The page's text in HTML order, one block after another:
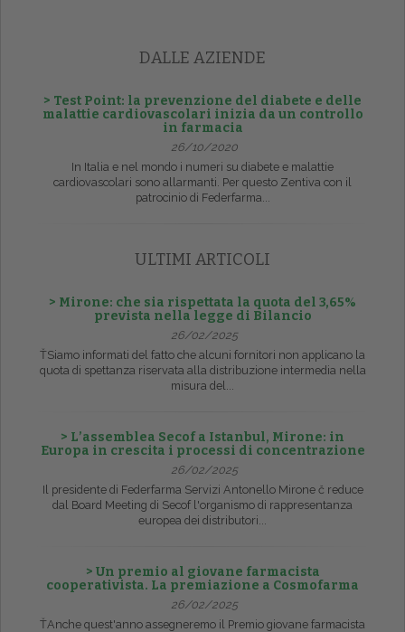
DALLE AZIENDE
> Test Point: la prevenzione del diabete e delle
malattie cardiovascolari inizia da un controllo
in farmacia
26/10/2020
In Italia e nel mondo i numeri su diabete e malattie
cardiovascolari sono allarmanti. Per questo Zentiva con il
patrocinio di Federfarma...
ULTIMI ARTICOLI
> Mirone: che sia rispettata la quota del 3,65%
prevista nella legge di Bilancio
26/02/2025
ŤSiamo informati del fatto che alcuni fornitori non applicano la
quota di spettanza riservata alla distribuzione intermedia nella
misura del...
> L’assemblea Secof a Istanbul, Mirone: in
Europa in crescita i processi di concentrazione
26/02/2025
Il presidente di Federfarma Servizi Antonello Mirone č reduce
dal Board Meeting di Secof l'organismo di rappresentanza
europea dei distributori...
> Un premio al giovane farmacista
cooperativista. La premiazione a Cosmofarma
26/02/2025
ŤAnche quest'anno assegneremo il Premio giovane farmacista